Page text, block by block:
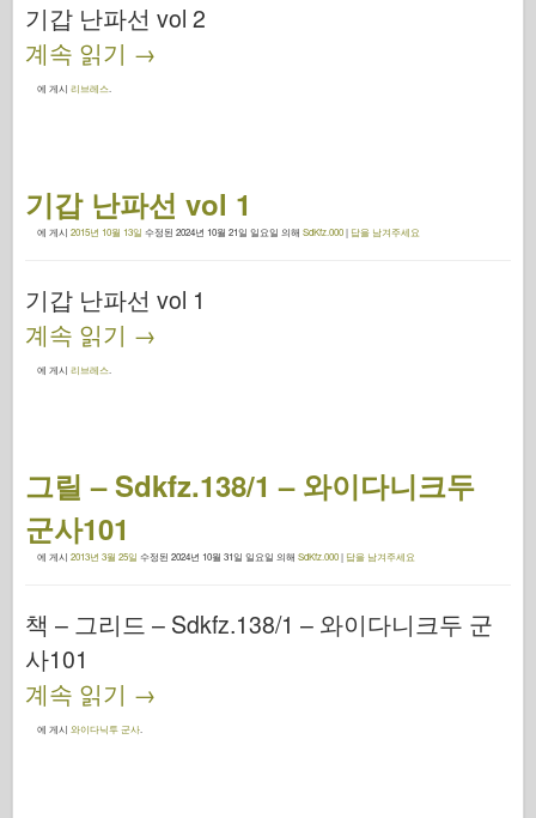
기갑 난파선 vol 2
계속 읽기 →
에 게시 리브레스
기갑 난파선 vol 1
에 게시 2015년 10월 13일 수정된 2024년 10월 21일 일요일 의해 SdKfz.000| 답을 남겨주세요
기갑 난파선 vol 1
계속 읽기 →
에 게시 리브레스
그릴 – Sdkfz.138/1 – 와이다니크두
군사101
에 게시 2013년 3월 25일 수정된 2024년 10월 31일 일요일 의해 SdKfz.000| 답을 남겨주세요
책 – 그리드 – Sdkfz.138/1 – 와이다니크두 군
사101
계속 읽기 →
에 게시 와이다닉투 군사